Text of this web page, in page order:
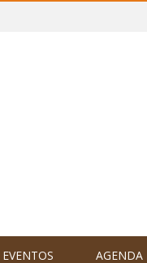
EVENTOS AGENDA